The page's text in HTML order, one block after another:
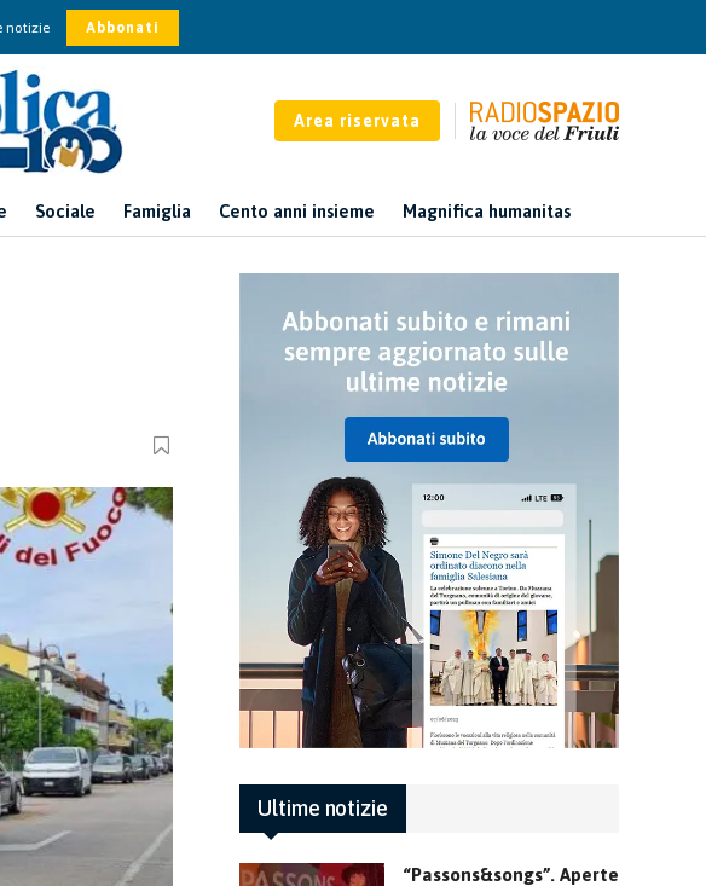
notizie Abbonati
Area riservata
Sociale Famiglia Cento anni insieme Magnifica humanitas
Ultime notizie
“Passons&songs”. Aperte